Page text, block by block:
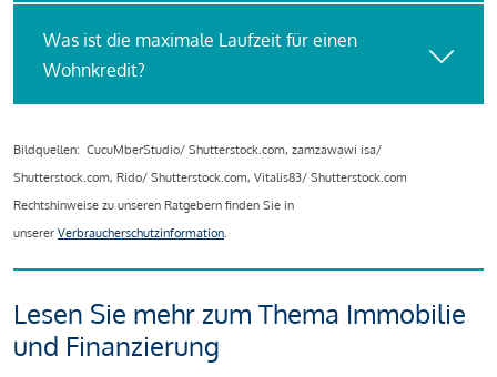
Was ist die maximale Laufzeit für einen
Wohnkredit?
Bildquellen: CucuMberStudio/ Shutterstock.com, zamzawawi isa/
Shutterstock.com, Rido/ Shutterstock.com, Vitalis83/ Shutterstock.com
Rechtshinweise zu unseren Ratgebern finden Sie in
unserer Verbraucherschutzinformation.
Lesen Sie mehr zum Thema Immobilie
und Finanzierung